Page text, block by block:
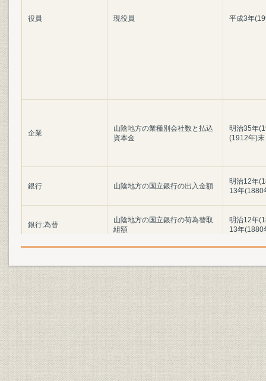
役員 現役員 平成3年
企業
山陰地方の業種別会社数と払込
資本金
明治35年
(1912年)末
銀行 山陰地方の国立銀行の出入金額
明治12年
13年(1880
銀行;為替
山陰地方の国立銀行の荷為替取
組額
明治12年
13年(1880
銀行;財務・業績
各国立銀行の営業初年度の主要
計数
明治11年
(1879年)
銀行;財務・業績
津和野第五十三国立銀行の主要
勘定の推移
明治15年
年(1897年